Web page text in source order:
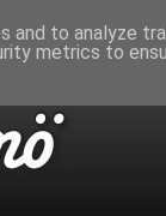
to analyze
metrics to